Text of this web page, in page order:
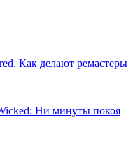
Как делают ремастеры
Ни минуты покоя